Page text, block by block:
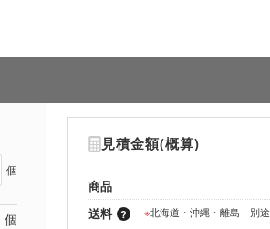
個
個
見積金額(概算)
商品
送料
※北海道・沖縄・離島 別途